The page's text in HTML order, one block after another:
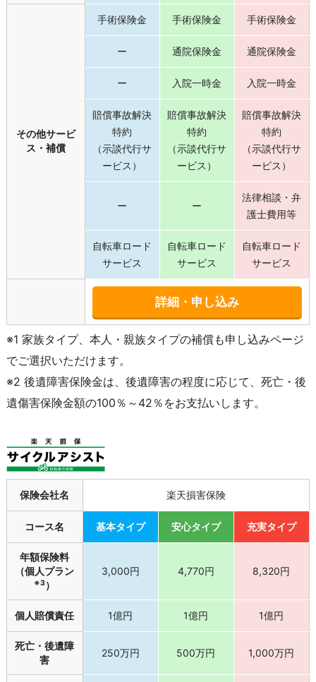
その他サービ
ス・補償
手術保険金 手術保険金 手術保険金
ー 通院保険金 通院保険金
ー 入院一時金 入院一時金
賠償事故解決
特約
（示談代行サ
ービス）
賠償事故解決
特約
（示談代行サ
ービス）
賠償事故解決
特約
（示談代行サ
ービス）
ー ー
法律相談・弁
護士費用等
自転車ロード
サービス
自転車ロード
サービス
自転車ロード
サービス
詳細・申し込み
※1 家族タイプ、本人・親族タイプの補償も申し込みページ
でご選択いただけます。
※2 後遺障害保険金は、後遺障害の程度に応じて、死亡・後
遺傷害保険金額の100％～42％をお支払いします。
保険会社名 楽天損害保険
コース名 基本タイプ 安心タイプ 充実タイプ
年額保険料
（個人プラン
※3）
3,000円 4,770円 8,320円
個人賠償責任 1億円 1億円 1億円
死亡・後遺障
害
250万円 500万円 1,000万円